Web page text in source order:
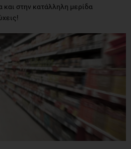
και στην κατάλληλη μερίδα